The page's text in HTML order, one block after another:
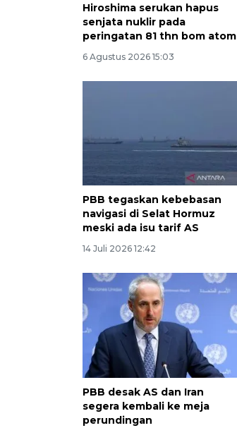
Hiroshima serukan hapus
senjata nuklir pada
peringatan 81 thn bom atom
6 Agustus 2026 15:03
PBB tegaskan kebebasan
navigasi di Selat Hormuz
meski ada isu tarif AS
14 Juli 2026 12:42
PBB desak AS dan Iran
segera kembali ke meja
perundingan